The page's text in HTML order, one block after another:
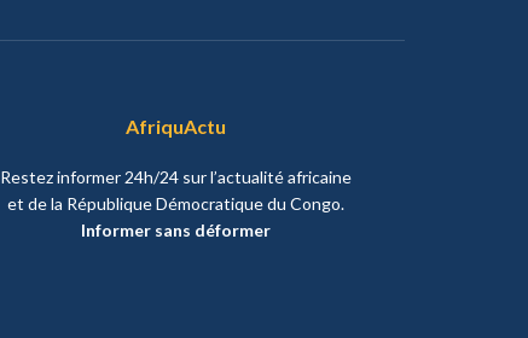
AfriquActu
Restez informer 24h/24 sur l’actualité africaine
et de la République Démocratique du Congo.
Informer sans déformer